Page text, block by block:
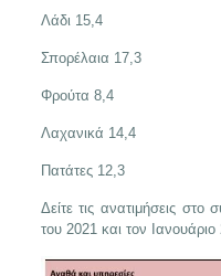
Λάδι 15,4
Σπορέλαια 17,3
Φρούτα 8,4
Λαχανικά 14,4
Πατάτες 12,3
Δείτε τις ανατιμήσεις στο
του 2021 και τον Ιανουάριο